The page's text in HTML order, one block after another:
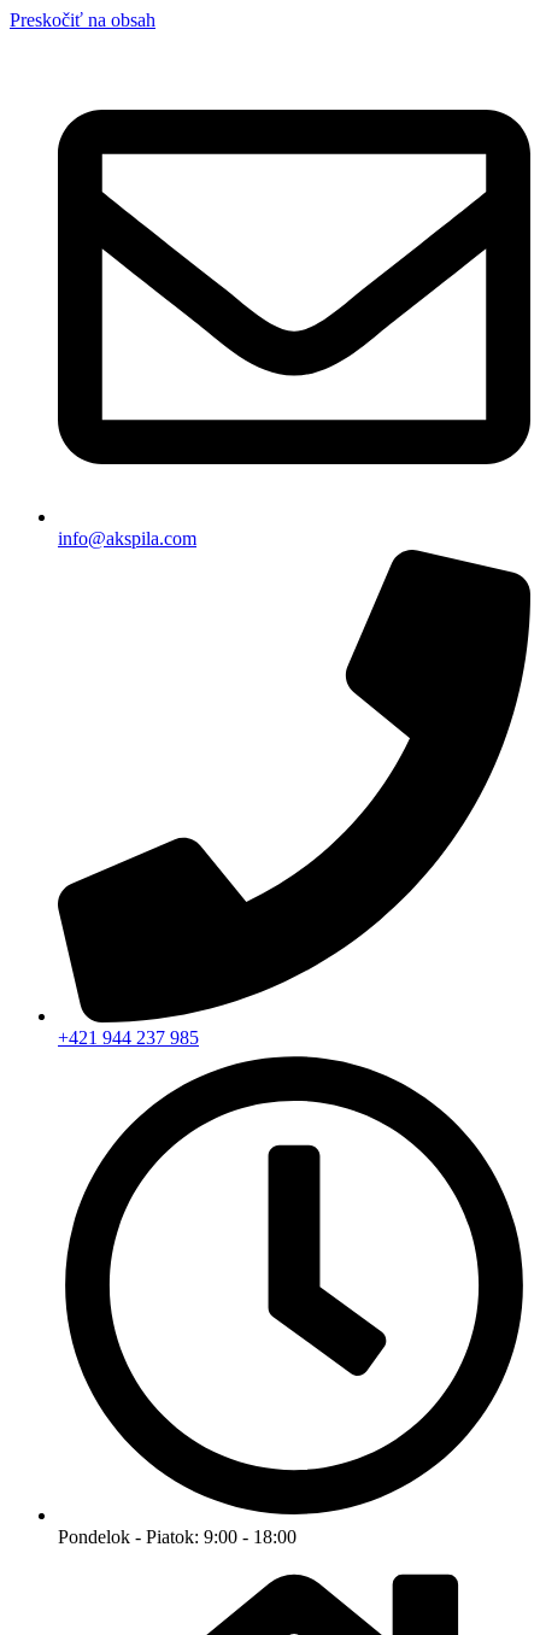
Preskočiť na obsah
info@akspila.com
+421 944 237 985
Pondelok - Piatok: 9:00 - 18:00